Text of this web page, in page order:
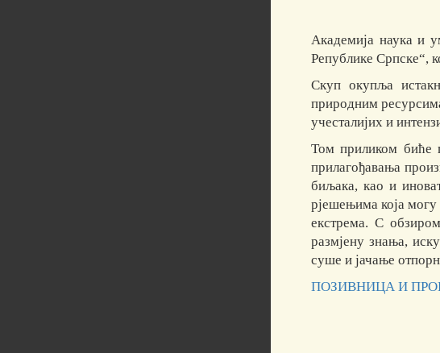
Академија наука и
Републике Српске“,
Скуп окупља
природним
учесталијих и
Том приликом биће
прилагођавања
биљака, као и
рјешењима која
екстрема. С
размјену знања,
суше и јачање
ПОЗИВНИЦА И